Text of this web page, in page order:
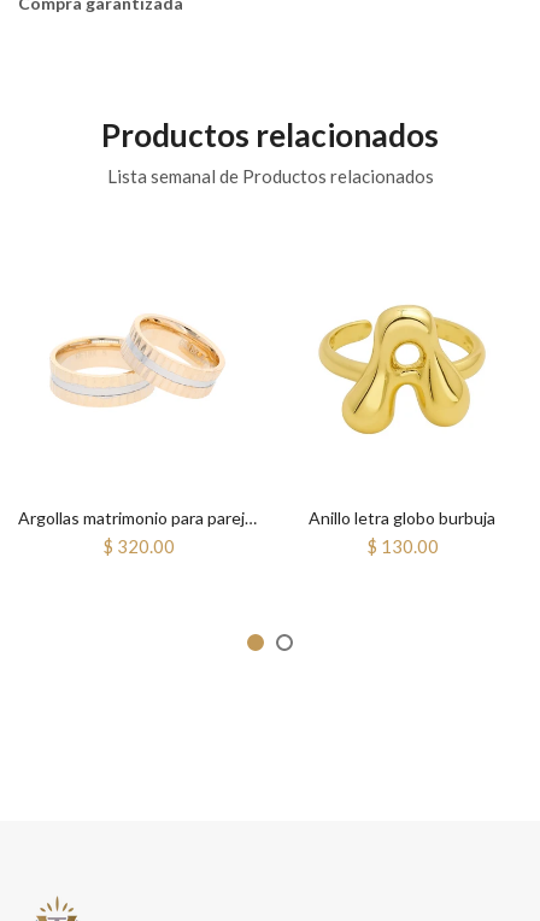
Productos relacionados
Lista semanal de Productos relacionados
Argollas matrimonio para pareja Bitono
$ 320.00
Anillo letra globo burbuja
$ 130.00